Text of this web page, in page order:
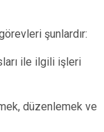
şunlardır:
ile ilgili işleri
düzenlemek ve